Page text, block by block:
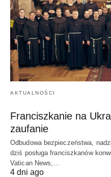
AKTUALNOŚCI
Franciszkanie na
zaufanie
Odbudowa bezpieczeństwa,
dziś posługa franciszkanów
Vatican News,…
4 dni ago